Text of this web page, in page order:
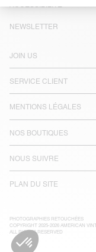
ACCESSIBILITÉ
JOIN US
SERVICE CLIENT
MENTIONS LÉGALES
NOS BOUTIQUES
NOUS SUIVRE
PLAN DU SITE
NEWSLETTER
PHOTOGRAPHIES RETOUCHÉES
COPYRIGHT 2025-2026 AMERICAN
ALL RIGHTS RESERVED